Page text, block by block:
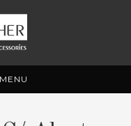
MENU